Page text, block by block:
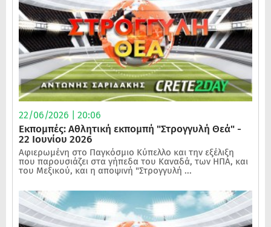
22/06/2026 | 20:06
Εκπομπές: Αθλητική εκπομπή "Στρογγυλή Θεά" -
22 Ιουνίου 2026
Αφιερωμένη στο Παγκόσμιο Κύπελλο και την εξέλιξη
που παρουσιάζει στα γήπεδα του Καναδά, των ΗΠΑ, και
του Μεξικού, και η αποψινή "Στρογγυλή ...